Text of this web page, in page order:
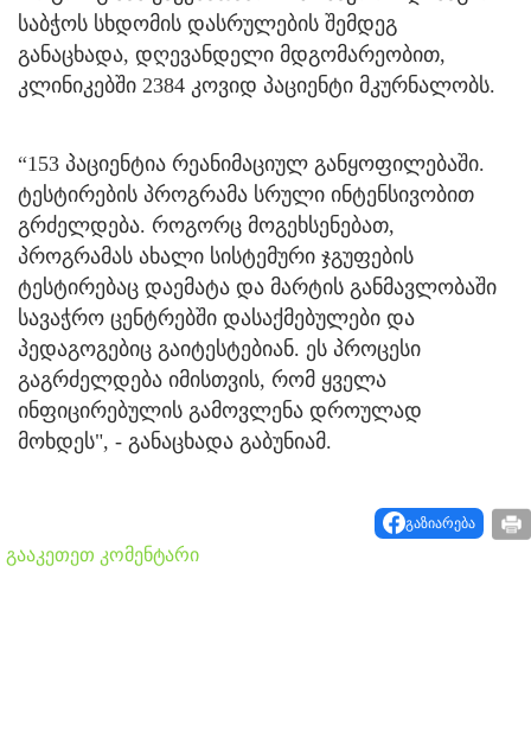
საბჭოს სხდომის დასრულების შემდეგ
განაცხადა, დღევანდელი მდგომარეობით,
კლინიკებში 2384 კოვიდ პაციენტი მკურნალობს.
“153 პაციენტია რეანიმაციულ განყოფილებაში.
ტესტირების პროგრამა სრული ინტენსივობით
გრძელდება. როგორც მოგეხსენებათ,
პროგრამას ახალი სისტემური ჯგუფების
ტესტირებაც დაემატა და მარტის განმავლობაში
სავაჭრო ცენტრებში დასაქმებულები და
პედაგოგებიც გაიტესტებიან. ეს პროცესი
გაგრძელდება იმისთვის, რომ ყველა
ინფიცირებულის გამოვლენა დროულად
მოხდეს", - განაცხადა გაბუნიამ.
გაზიარება
გააკეთეთ კომენტარი